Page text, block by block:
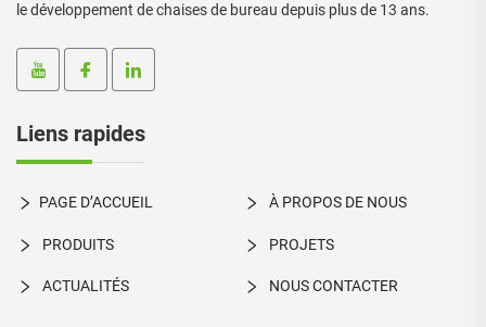
le développement de chaises de bureau depuis plus de 13 ans.
Liens rapides
PAGE D’ACCUEIL À PROPOS DE NOUS
PRODUITS PROJETS
ACTUALITÉS NOUS CONTACTER